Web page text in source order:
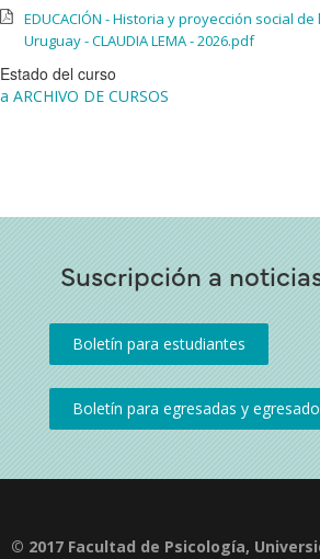
EDUCACIÓN - Historia y proyección social
Uruguay - CLAUDIA LEMA - 2026.pdf
Estado del curso
a ARCHIVO DE CURSOS
Suscripción a
© 2017 Facultad de Psicología,